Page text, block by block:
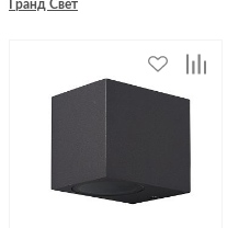
Гранд Свет